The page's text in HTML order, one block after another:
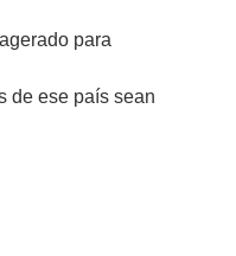
para
de ese país sean